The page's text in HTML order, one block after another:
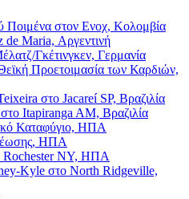
Ποιμένα στον Ενοχ, Κολομβία
Maria, Αργεντινή
Γκέτινγκεν, Γερμανία
Προετοιμασία των Καρδιών,
στο Jacareí SP, Βραζιλία
Itapiranga AM, Βραζιλία
Καταφύγιο, ΗΠΑ
ΗΠΑ
Rochester NY, ΗΠΑ
Kyle στο North Ridgeville,